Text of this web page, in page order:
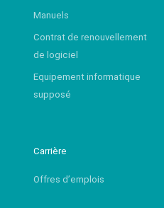
Manuels
Contrat de renouvellement
de logiciel
Equipement informatique
supposé
Carrière
Offres d’emplois